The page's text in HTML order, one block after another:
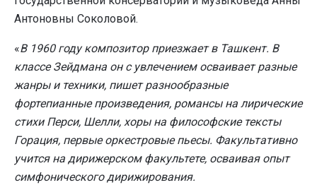
Антоновны Соколовой.
«В 1960 году композитор приезжает в Ташкент. В
классе Зейдмана он с увлечением осваивает разные
жанры и техники, пишет разнообразные
фортепианные произведения, романсы на лирические
стихи Перси, Шелли, хоры на философские тексты
Горация, первые оркестровые пьесы. Факультативно
учится на дирижерском факультете, осваивая опыт
симфонического дирижирования.